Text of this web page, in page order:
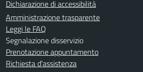
Dichiarazione di accessibilità
Amministrazione trasparente
Leggi le FAQ
Segnalazione disservizio
Prenotazione appuntamento
Richiesta d'assistenza